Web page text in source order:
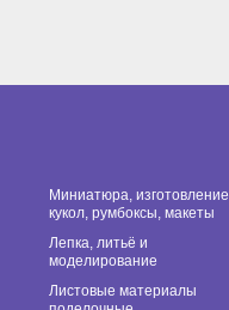
Миниатюра, изготовление
кукол, румбоксы, макеты
Лепка, литьё и
моделирование
Листовые материалы